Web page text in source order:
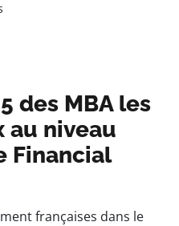
des MBA les
au niveau
Financial
françaises dans le